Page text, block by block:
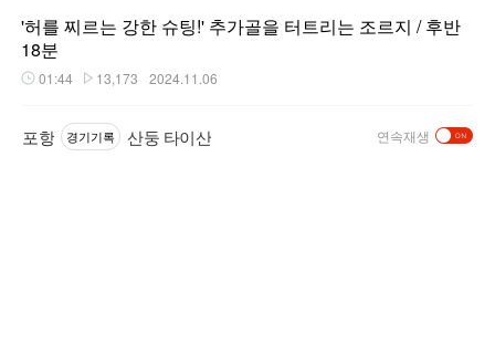
'허를 찌르는 강한 슈팅!' 추가골을 터트리는 조르지 / 후반
18분
01:44 13,173 2024.11.06
포항 경기기록 산둥 타이산 연속재생